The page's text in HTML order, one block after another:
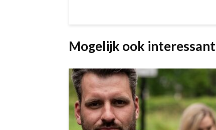
Mogelijk ook interessant